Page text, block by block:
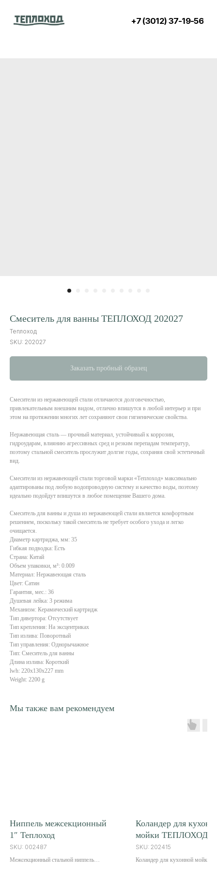
Смеситель для ванны ТЕПЛОХОД 202027
Теплоход
SKU: 202027
Заказать пробный образец
Смесители из нержавеющей стали отличаются долговечностью,
привлекательным внешним видом, отлично впишутся в любой интерьер и при
этом на протяжении многих лет сохраняют свои гигиенические свойства.
Нержавеющая сталь — прочный материал, устойчивый к коррозии,
гидроударам, влиянию агрессивных сред и резким перепадам температур,
поэтому стальной смеситель прослужит долгие годы, сохраняя свой эстетичный
вид.
Смесители из нержавеющей стали торговой марки «Теплоход» максимально
адаптированы под любую водопроводную систему и качество воды, поэтому
идеально подойдут впишутся в любое помещение Вашего дома.
Смеситель для ванны и душа из нержавеющей стали является комфортным
решением, поскольку такой смеситель не требует особого ухода и легко
очищается.
Диаметр картриджа, мм: 35
Гибкая подводка: Есть
Страна: Китай
Объем упаковки, м³: 0.009
Материал: Нержавеющая сталь
Цвет: Сатин
Гарантия, мес.: 36
Душевая лейка: 3 режима
Механизм: Керамический картридж
Тип дивертора: Отсутствует
Тип крепления: На эксцентриках
Тип излива: Поворотный
Тип управления: Однорычажное
Тип: Смеситель для ванны
Длина излива: Короткий
lwh: 220x130x227 mm
Weight: 2200 g
Мы также вам рекомендуем
Ниппель межсекционный
1″ Теплоход
SKU: 002487
Межсекционный стальной ниппель
Коландер для
мойки ТЕПЛОХОД
SKU: 202415
Коландер для кухонной
670042, г. Улан-Удэ, ул.Конечная д.3 кв.13
Вопрос/ответ